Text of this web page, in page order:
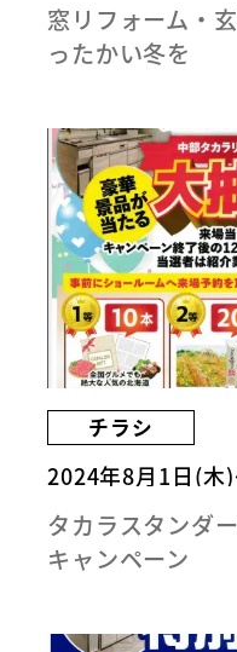
窓リフォーム・
ったかい冬を
チラシ
2024年8月1日(木
タカラスタンダ
キャンペーン